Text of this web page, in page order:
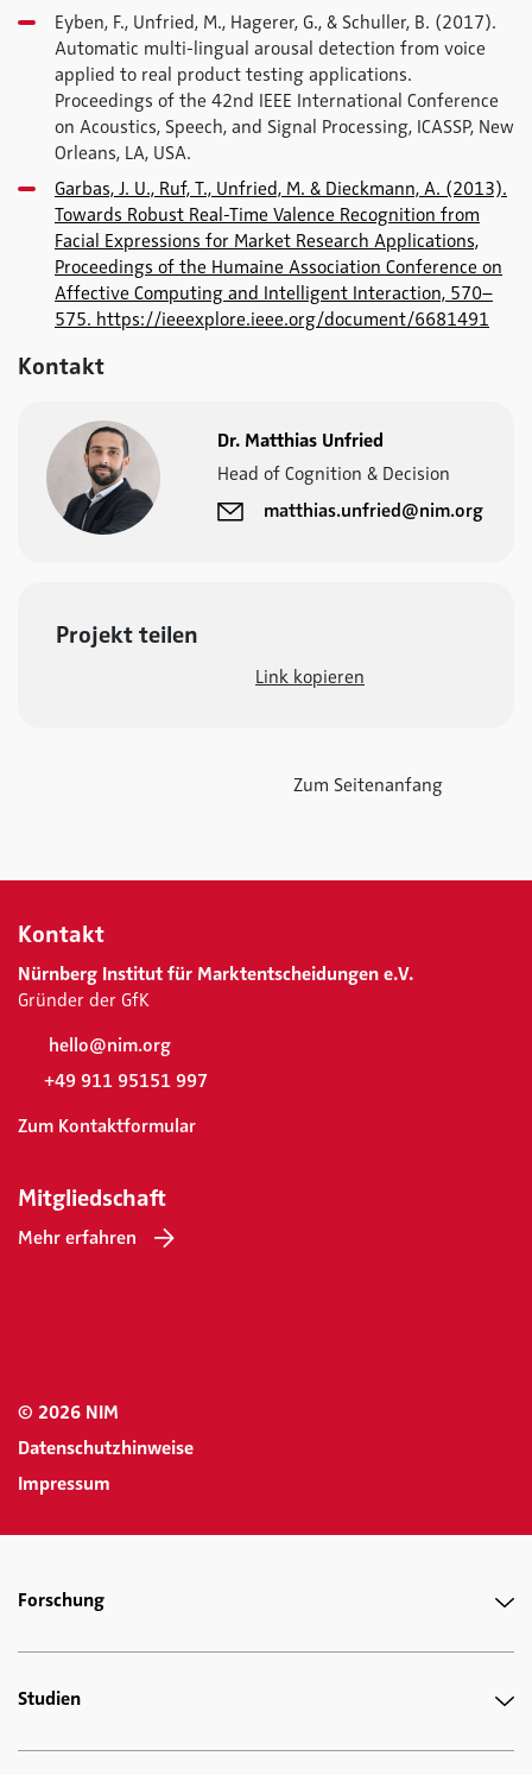
Eyben, F., Unfried, M., Hagerer, G., & Schuller, B. (2017).
Automatic multi-lingual arousal detection from voice
applied to real product testing applications.
Proceedings of the 42nd IEEE International Conference
on Acoustics, Speech, and Signal Processing, ICASSP, New
Orleans, LA, USA.
Garbas, J. U., Ruf, T., Unfried, M. & Dieckmann, A. (2013).
Towards Robust Real-Time Valence Recognition from
Facial Expressions for Market Research Applications,
Proceedings of the Humaine Association Conference on
Affective Computing and Intelligent Interaction, 570–
575. https://ieeexplore.ieee.org/document/6681491
Kontakt
Dr. Matthias Unfried
Head of Cognition & Decision
matthias.unfried@nim.org
Projekt teilen
Link kopieren
Zum Seitenanfang
Kontakt
Nürnberg Institut für Marktentscheidungen e.V.
Gründer der GfK
hello@nim.org
+49 911 95151 997
Zum Kontaktformular
Mitgliedschaft
Mehr erfahren
© 2026 NIM
Datenschutzhinweise
Impressum
Forschung
Studien